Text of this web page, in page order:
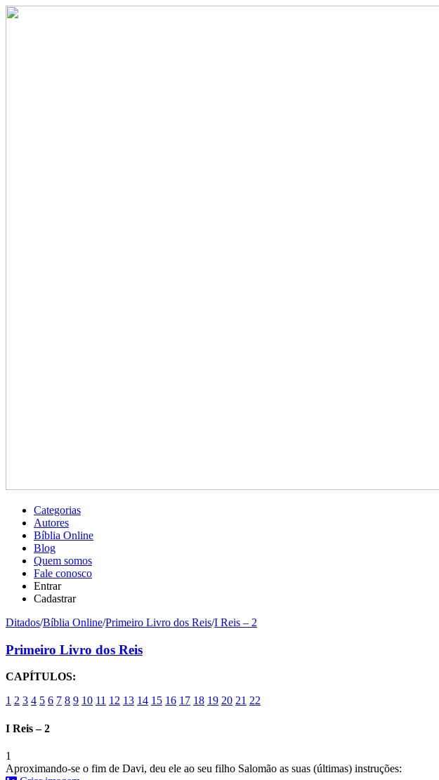
Categorias
Autores
Bíblia Online
Blog
Quem somos
Fale conosco
Entrar
Cadastrar
Ditados/Bíblia Online/Primeiro Livro dos Reis/I Reis – 2
Primeiro Livro dos Reis
CAPÍTULOS:
1 2 3 4 5 6 7 8 9 10 11 12 13 14 15 16 17 18 19 20 21 22
I Reis – 2
1
Aproximando-se o fim de Davi, deu ele ao seu filho Salomão as suas (últimas) instruções: